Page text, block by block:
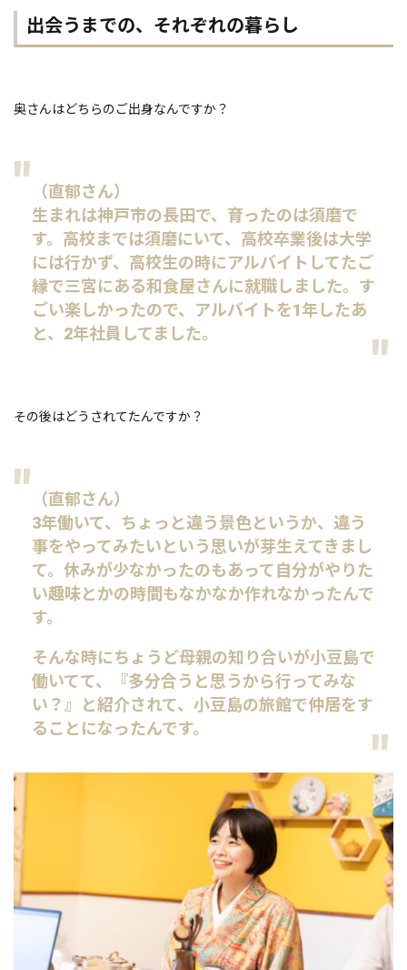
出会うまでの、それぞれの暮らし
奥さんはどちらのご出身なんですか？
（直郁さん）
生まれは神戸市の長田で、育ったのは須磨で
す。高校までは須磨にいて、高校卒業後は大学
には行かず、高校生の時にアルバイトしてたご
縁で三宮にある和食屋さんに就職しました。す
ごい楽しかったので、アルバイトを1年したあ
と、2年社員してました。
その後はどうされてたんですか？
（直郁さん）
3年働いて、ちょっと違う景色というか、違う
事をやってみたいという思いが芽生えてきまし
て。休みが少なかったのもあって自分がやりた
い趣味とかの時間もなかなか作れなかったんで
す。
そんな時にちょうど母親の知り合いが小豆島で
働いてて、『多分合うと思うから行ってみな
い？』と紹介されて、小豆島の旅館で仲居をす
ることになったんです。